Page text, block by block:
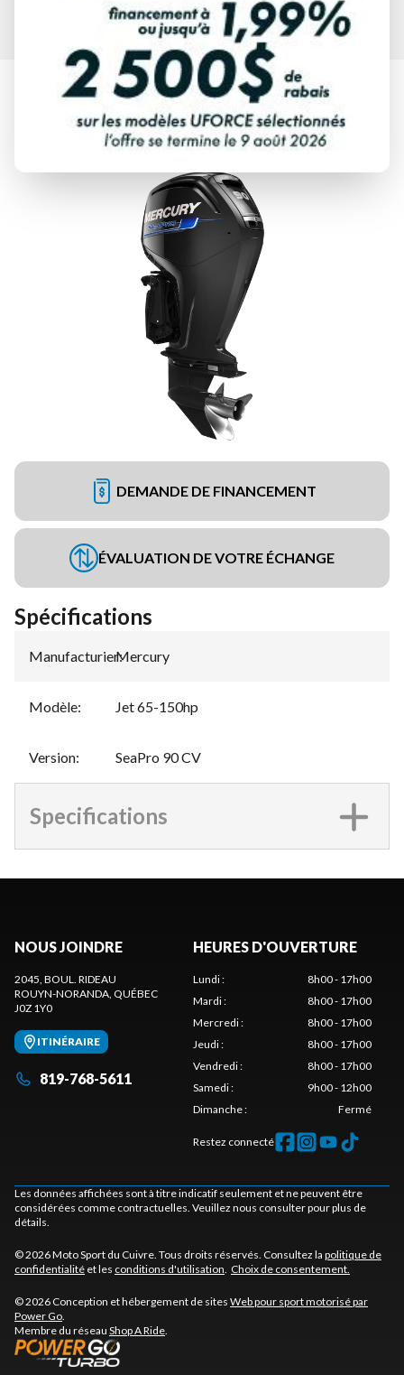
MERCURY
SEAPRO 90 CV
DEMANDE DE FINANCEMENT
ÉVALUATION DE VOTRE ÉCHANGE
Spécifications
Manufacturier:
Mercury
Modèle: Jet 65-150hp
Version: SeaPro 90 CV
Specifications
NOUS JOINDRE
2045, BOUL. RIDEAU
ROUYN-NORANDA, QUÉBEC
J0Z 1Y0
ITINÉRAIRE
819-768-5611
HEURES D'OUVERTURE
Lundi:
8h00 - 17h00
Mardi:
8h00 - 17h00
Mercredi:
8h00 - 17h00
Jeudi:
8h00 - 17h00
Vendredi:
8h00 - 17h00
Samedi:
9h00 - 12h00
Dimanche: Fermé
Restez connecté
Les données affichées sont à titre indicatif seulement et ne peuvent être
considérées comme contractuelles. Veuillez nous consulter pour plus de
détails.
© 2026 Moto Sport du Cuivre. Tous droits réservés. Consultez la politique de
confidentialité et les conditions d'utilisation. Choix de consentement.
© 2026 Conception et hébergement de sites Web pour sport motorisé par
Power Go.
Membre du réseau Shop A Ride.